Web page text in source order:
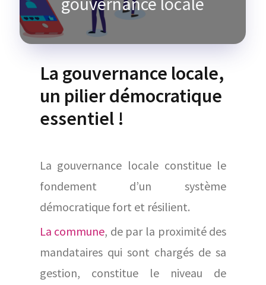
La gouvernance locale,
un pilier démocratique
essentiel !
La gouvernance locale constitue le
fondement d’un système
démocratique fort et résilient.
La commune, de par la proximité des
mandataires qui sont chargés de sa
gestion, constitue le niveau de